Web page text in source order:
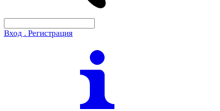
Вход . Регистрация